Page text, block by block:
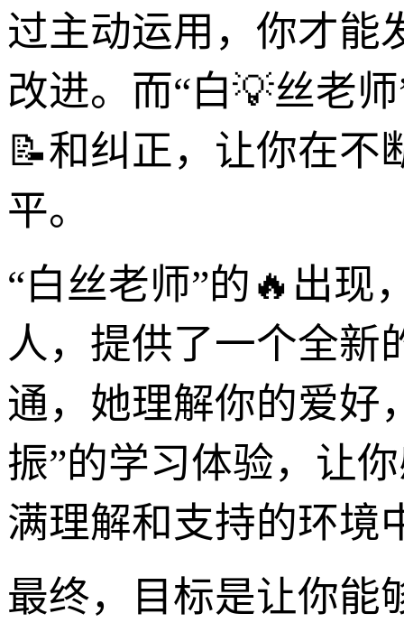
过主动运用，你才能
改进。而“白💡丝老
📝和纠正，让你在不
平。
“白丝老师”的🔥出现
人，提供了一个全新
通，她理解你的爱好
振”的学习体验，让
满理解和支持的环境
最终，目标是让你能